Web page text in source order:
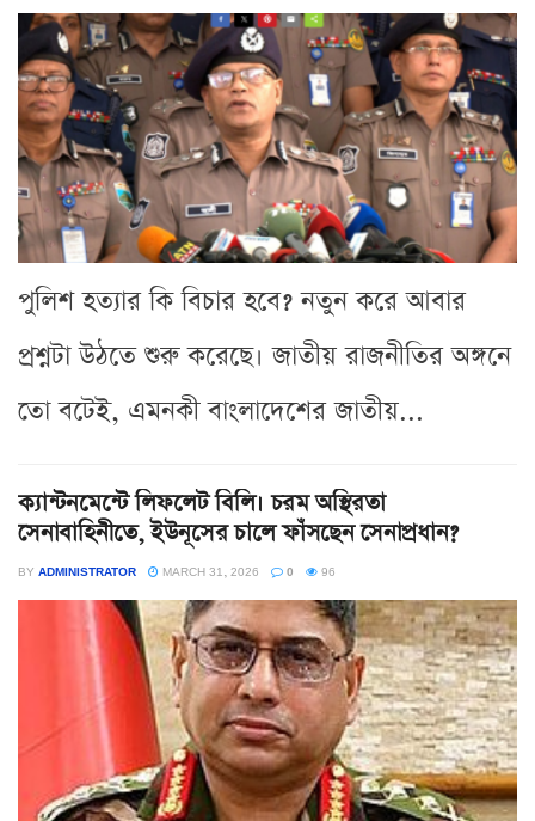
পুলিশ হত্যার কি বিচার হবে? নতুন করে আবার
প্রশ্নটা উঠতে শুরু করেছে। জাতীয় রাজনীতির অঙ্গনে
তো বটেই, এমনকী বাংলাদেশের জাতীয়...
ক্যান্টনমেন্টে লিফলেট বিলি। চরম অস্থিরতা
সেনাবাহিনীতে, ইউনূসের চালে ফাঁসছেন সেনাপ্রধান?
BY ADMINISTRATOR MARCH 31, 2026 0 96